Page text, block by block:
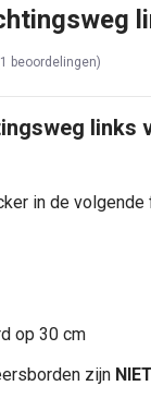
beoordelingen)
links
in de volgende
op 30 cm
zijn NIET